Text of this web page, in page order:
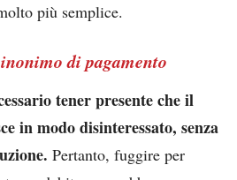
più semplice.
di pagamento
tener presente che il
in modo disinteressato, senza
Pertanto, fuggire per